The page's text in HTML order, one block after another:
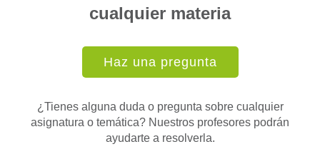
cualquier materia
Haz una pregunta
¿Tienes alguna duda o pregunta sobre cualquier
asignatura o temática? Nuestros profesores podrán
ayudarte a resolverla.